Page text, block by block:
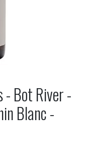
- Bot River -
Blanc -